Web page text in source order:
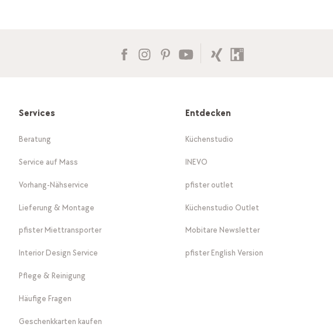
Services
Beratung
Service auf Mass
Vorhang-Nähservice
Lieferung & Montage
pfister Miettransporter
Interior Design Service
Pflege & Reinigung
Häufige Fragen
Geschenkkarten kaufen
Entdecken
Küchenstudio
INEVO
pfister outlet
Küchenstudio Outlet
Mobitare Newsletter
pfister English Version